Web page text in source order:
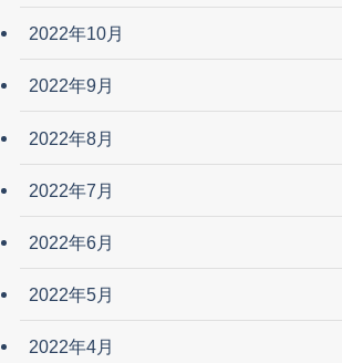
2022年10月
2022年9月
2022年8月
2022年7月
2022年6月
2022年5月
2022年4月